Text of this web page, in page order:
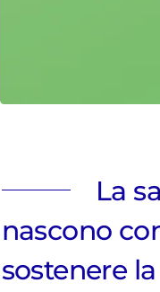
La
nascono
sostenere